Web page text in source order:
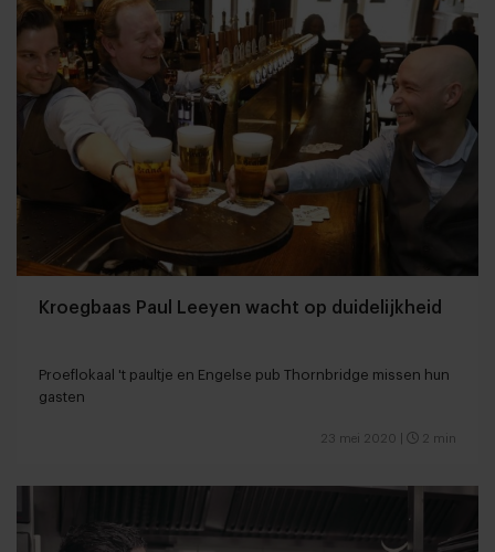
Kroegbaas Paul Leeyen wacht op duidelijkheid
Proeflokaal 't paultje en Engelse pub Thornbridge missen hun
gasten
23 mei 2020 2 min